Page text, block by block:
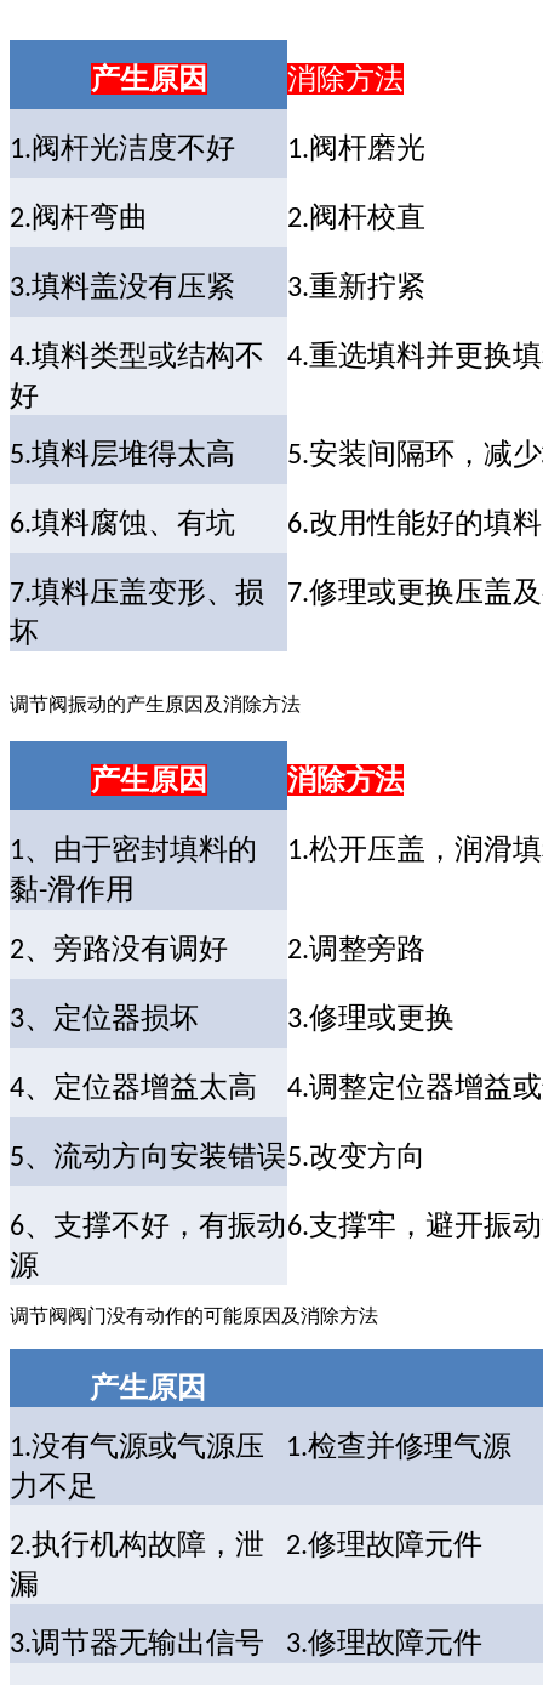
产生原因 消除方法
1.阀杆光洁度不好 1.阀杆磨光
2.阀杆弯曲 2.阀杆校直
3.填料盖没有压紧 3.重新拧紧
4.填料类型或结构不
好
4.重选填料并更换
5.填料层堆得太高 5.安装间隔环，减
6.填料腐蚀、有坑 6.改用性能好的填料
7.填料压盖变形、损
坏
7.修理或更换压盖
调节阀振动的产生原因及消除方法
产生原因 消除方法
1、由于密封填料的
黏-滑作用
1.松开压盖，润滑
2、旁路没有调好 2.调整旁路
3、定位器损坏 3.修理或更换
4、定位器增益太高 4.调整定位器增益
5、流动方向安装错误5.改变方向
6、支撑不好，有振动
源
6.支撑牢，避开振
调节阀阀门没有动作的可能原因及消除方法
产生原因
1.没有气源或气源压
力不足
1.检查并修理气源
2.执行机构故障，泄
漏
2.修理故障元件
3.调节器无输出信号 3.修理故障元件